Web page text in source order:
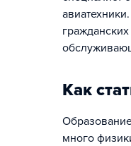
Как
много